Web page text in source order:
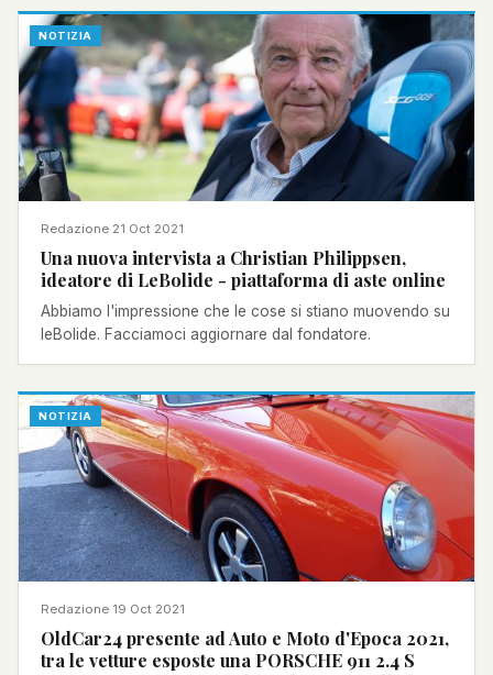
NOTIZIA
Redazione·21 Oct 2021
Una nuova intervista a Christian Philippsen,
ideatore di LeBolide - piattaforma di aste online
Abbiamo l'impressione che le cose si stiano muovendo su
leBolide. Facciamoci aggiornare dal fondatore.
NOTIZIA
Redazione·19 Oct 2021
OldCar24 presente ad Auto e Moto d'Epoca 2021,
tra le vetture esposte una PORSCHE 911 2.4 S